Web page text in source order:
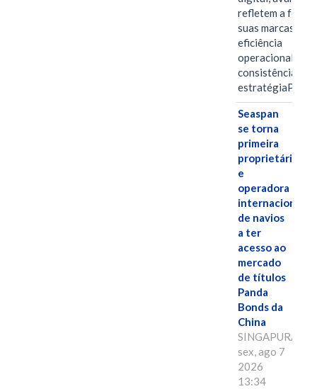
refletem a força
suas marcas, a
eficiência
operacional e a
consistência de
Seaspan
se torna
primeira
proprietária
e
operadora
internacional
de navios
a ter
acesso ao
mercado
de títulos
Panda
Bonds da
China
SINGAPURA,
sex, ago 7
2026
13:34